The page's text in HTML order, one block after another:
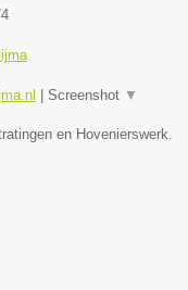
Screenshot ▼
en Hovenierswerk.